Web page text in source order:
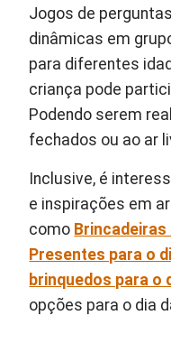
Jogos de
dinâmicas em
para diferentes
criança pode
Podendo serem
fechados ou ao ar
Inclusive, é
e inspirações em
como Brincadeiras
Presentes para o
brinquedos para o
opções para o dia